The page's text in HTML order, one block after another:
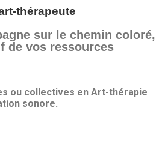
thérapeute
sur le chemin coloré,
de vos ressources
ou collectives en Art-thérapie
sonore.